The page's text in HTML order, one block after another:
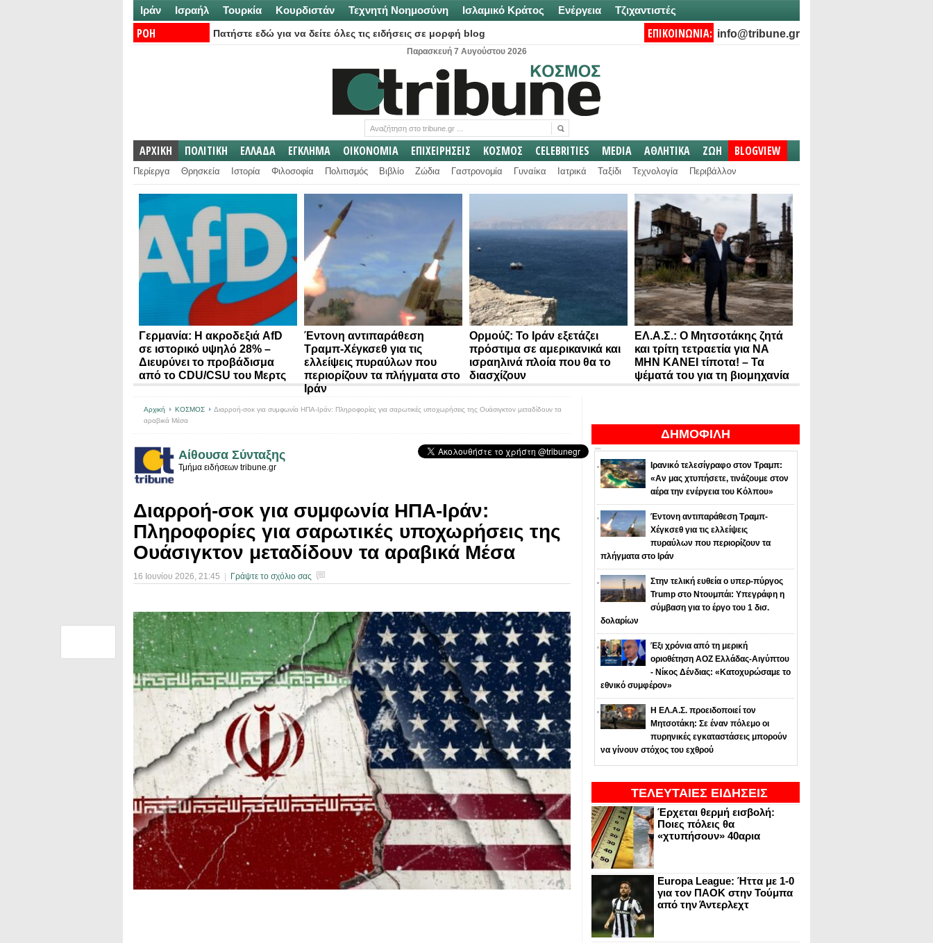
Ιράν Ισραήλ Τουρκία Κουρδιστάν Τεχνητή Νοημοσύνη Ισλαμικό Κράτος Ενέργεια Τζιχαντιστές
ΡΟΗ
Πατήστε εδώ για να δείτε όλες τις ειδήσεις σε μορφή blog ΕΠΙΚΟΙΝΩΝΙΑ: info@tribune.gr
Παρασκευή 7 Αυγούστου 2026
ΑΡΧΙΚΗ ΠΟΛΙΤΙΚΗ ΕΛΛΑΔΑ ΕΓΚΛΗΜΑ ΟΙΚΟΝΟΜΙΑ ΕΠΙΧΕΙΡΗΣΕΙΣ ΚΟΣΜΟΣ CELEBRITIES MEDIA ΑΘΛΗΤΙΚΑ ΖΩΗ BLOGVIEW
Περίεργα Θρησκεία Ιστορία Φιλοσοφία Πολιτισμός Βιβλίο Ζώδια Γαστρονομία Γυναίκα Ιατρικά Ταξίδι Τεχνολογία Περιβάλλον
Γερμανία: Η ακροδεξιά AfD
σε ιστορικό υψηλό 28% –
Διευρύνει το προβάδισμα
από το CDU/CSU του Μερτς
Έντονη αντιπαράθεση
Τραμπ-Χέγκσεθ για τις
ελλείψεις πυραύλων που
περιορίζουν τα πλήγματα στο
Ιράν
Ορμούζ: Το Ιράν εξετάζει
πρόστιμα σε αμερικανικά και
ισραηλινά πλοία που θα το
διασχίζουν
ΕΛ.Α.Σ.: Ο Μητσοτάκης ζητά
και τρίτη τετραετία για ΝΑ
ΜΗΝ ΚΑΝΕΙ τίποτα! – Τα
ψέματά του για τη βιομηχανία
ΔΗΜΟΦΙΛΗ
Ιρανικό τελεσίγραφο στον Τραμπ:
«Αν μας χτυπήσετε, τινάζουμε στον
αέρα την ενέργεια του Κόλπου»
Έντονη αντιπαράθεση Τραμπ-
Χέγκσεθ για τις ελλείψεις
πυραύλων που περιορίζουν τα
πλήγματα στο Ιράν
Στην τελική ευθεία ο υπερ-πύργος
Trump στο Ντουμπάι: Υπεγράφη η
σύμβαση για το έργο του 1 δισ.
δολαρίων
Έξι χρόνια από τη μερική
οριοθέτηση ΑΟΖ Ελλάδας-Αιγύπτου
- Νίκος Δένδιας: «Κατοχυρώσαμε το
εθνικό συμφέρον»
Η ΕΛ.Α.Σ. προειδοποιεί τον
Μητσοτάκη: Σε έναν πόλεμο οι
πυρηνικές εγκαταστάσεις μπορούν
να γίνουν στόχος του εχθρού
ΤΕΛΕΥΤΑΙΕΣ ΕΙΔΗΣΕΙΣ
Έρχεται θερμή εισβολή:
Ποιες πόλεις θα
«χτυπήσουν» 40αρια
Europa League: Ήττα με 1-0
για τον ΠΑΟΚ στην Τούμπα
από την Άντερλεχτ
Αρχική ΚΟΣΜΟΣ
Διαρροή-σοκ για συμφωνία ΗΠΑ-Ιράν: Πληροφορίες για σαρωτικές υποχωρήσεις της Ουάσιγκτον μεταδίδουν τα
αραβικά Μέσα
Αίθουσα Σύνταξης
Τμήμα ειδήσεων tribune.gr
Διαρροή-σοκ για συμφωνία ΗΠΑ-Ιράν:
Πληροφορίες για σαρωτικές υποχωρήσεις της
Ουάσιγκτον μεταδίδουν τα αραβικά Μέσα
16 Ιουνίου 2026, 21:45 Γράψτε το σχόλιο σας